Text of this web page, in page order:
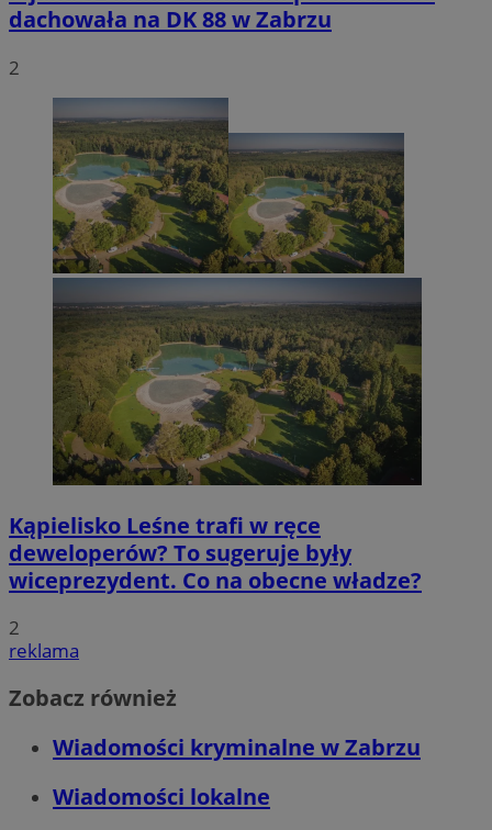
dachowała na DK 88 w Zabrzu
2
Kąpielisko Leśne trafi w ręce
deweloperów? To sugeruje były
wiceprezydent. Co na obecne władze?
2
reklama
Zobacz również
Wiadomości kryminalne w Zabrzu
Wiadomości lokalne